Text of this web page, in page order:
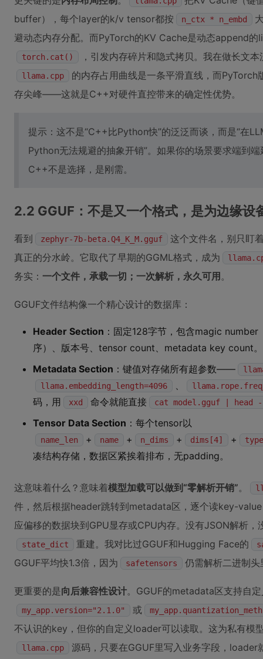
buffer），每个layer的k/v tensor都按
n_ctx * n_embd
避动态内存分配。而PyTorch的KV Cache是动态append
torch.cat() ，引发内存碎片和隐式拷贝。我在做长文
llama.cpp
的内存占用曲线是一条平滑直线，而
存尖峰——这就是C++对硬件直控带来的确定性优势。
提示：这不是“C++比Python快”的泛泛而谈，而是“在
Python无法规避的抽象开销”。如果你的场景要求端到
C++不是选择，是刚需。
2.2 GGUF：不是又一个格式，是为边缘设
看到 zephyr-7b-beta.Q4_K_M.gguf
这个文件名，别只盯
真正的分水岭。它取代了早期的GGML格式，成为
务实： 一个文件，承载一切；一次解析，永久可用 。
GGUF文件结构像一个精心设计的数据库：
Header Section ：固定128字节，包含magic number
序）、版本号、tensor count、metadata key count。
Metadata Section ：键值对存储所有超参数——
llama.embedding_length=4096
、
码，用 xxd 命令就能直接 cat model.gguf | head
Tensor Data Section ：每个tensor以
name_len + name + n_dims + dims[4] + type
凑结构存储，数据区紧挨着排布，无padding。
这意味着什么？意味着模型加载可以做到“零解析开销”。
件，然后根据header跳转到metadata区，逐个读key-
应偏移的数据块到GPU显存或CPU内存。没有JSON解析
state_dict 重建。我对比过GGUF和Hugging Face的
GGUF平均快1.3倍，因为 safetensors 仍需解析二进制
更重要的是向后兼容性设计。GGUF的metadata区支持自
my_app.version="2.1.0" 或
不认识的key，但你的自定义loader可以读取。这为私有
llama.cpp 源码，只要在GGUF里写入业务字段，loader